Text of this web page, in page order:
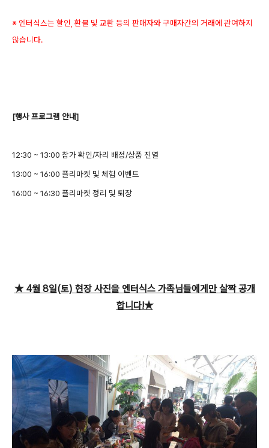
※ 엔터식스는 할인, 환불 및 교환 등의 판매자와 구매자간의 거래에 관여하지
않습니다.
[행사 프로그램 안내]
12:30 ~ 13:00 참가 확인/자리 배정/상품 진열
13:00 ~ 16:00 플리마켓 및 체험 이벤트
16:00 ~ 16:30 플리마켓 정리 및 퇴장
★ 4월 8일(토) 현장 사진을 엔터식스 가족님들에게만살짝 공개
합니다!★